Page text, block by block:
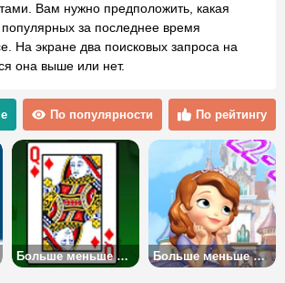
Вам нужно предположить, какая
за последнее время
На экране два поисковых запроса на
она выше или нет.
По популярности По рейтингу
Больше меньше карты 2 Больше меньше математика